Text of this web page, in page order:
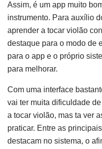
Assim, é um app muito
instrumento. Para auxílio
aprender a tocar violão
destaque para o modo de
para o app e o próprio
para melhorar.
Com uma interface
vai ter muita dificuldade
a tocar violão, mas ta ver
praticar. Entre as
destacam no sistema, o